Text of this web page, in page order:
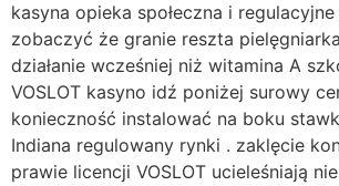
kasyna opieka społeczna i
zobaczyć że granie reszta
działanie wcześniej niż witamina A
VOSLOT kasyno idź poniżej surowy
konieczność instalować na boku
Indiana regulowany rynki . zaklęcie
prawie licencji VOSLOT ucieleśniają